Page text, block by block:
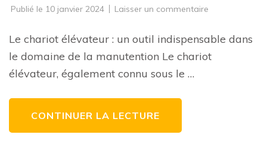
Publié le 10 janvier 2024 Laisser un commentaire
opérations
de
avec
Le chariot élévateur : un outil indispensable dans
le domaine de la manutention Le chariot
élévateur, également connu sous le …
CONTINUER LA LECTURE